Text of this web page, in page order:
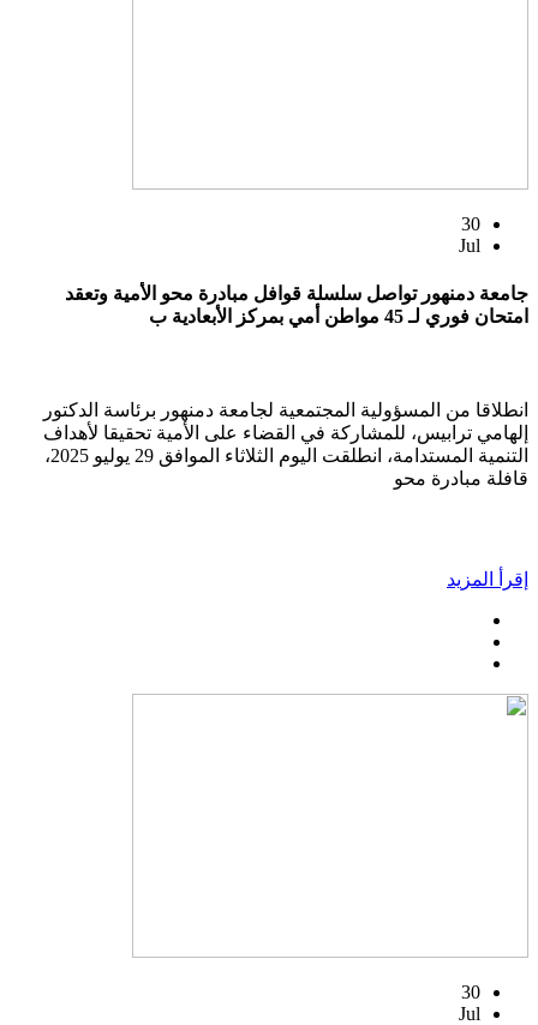
30
Jul
جامعة دمنهور تواصل سلسلة قوافل مبادرة محو الأمية وتعقد
امتحان فوري لـ 45 مواطن أمي بمركز الأبعادية ب
انطلاقا من المسؤولية المجتمعية لجامعة دمنهور برئاسة الدكتور
إلهامي ترابيس، للمشاركة في القضاء على الأمية تحقيقا لأهداف
التنمية المستدامة، انطلقت اليوم الثلاثاء الموافق 29 يوليو 2025،
قافلة مبادرة محو
إقرأ المزيد
30
Jul